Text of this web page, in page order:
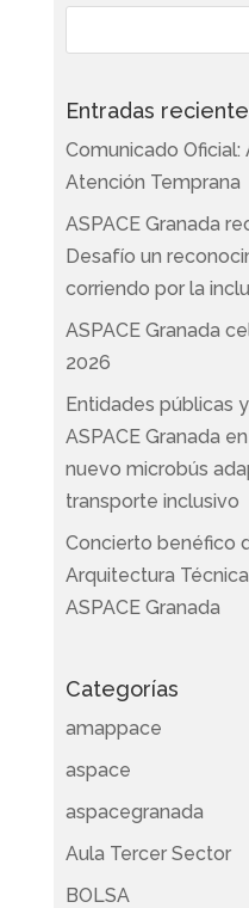
Entradas
Comunicado Oficial:
Atención Temprana
ASPACE Granada
Desafío un
corriendo por la
ASPACE Granada
2026
Entidades públicas
ASPACE Granada
nuevo microbús
transporte inclusivo
Concierto benéfico
Arquitectura
ASPACE Granada
Categorías
amappace
aspace
aspacegranada
Aula Tercer Sector
BOLSA